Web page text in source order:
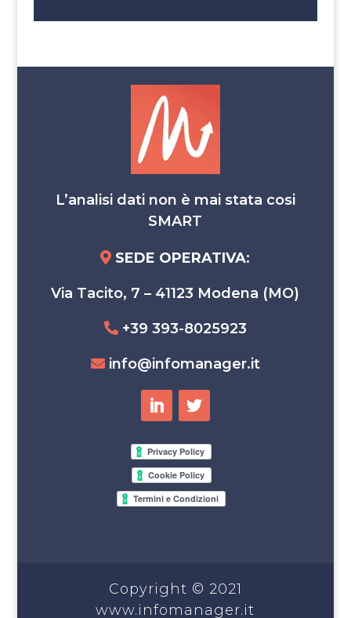
L’analisi dati non è mai stata cosi
SMART
SEDE OPERATIVA:
Via Tacito, 7 – 41123 Modena (MO)
+39 393-8025923
info@infomanager.it
Copyright © 2021
www.infomanager.it